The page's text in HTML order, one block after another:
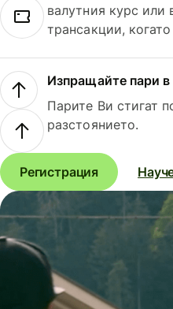
валутния курс или
трансакции,
Изпращайте пари в
Парите Ви стигат
разстоянието.
Регистрация